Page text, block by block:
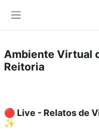
Ambiente Virtual
Reitoria
🔴 Live - Relatos de
✨